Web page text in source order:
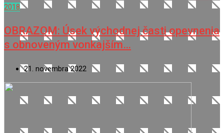
2018
OBRAZOM: Úsek východnej časti opevnenia
s obnoveným vonkajším…
21. novembra 2022